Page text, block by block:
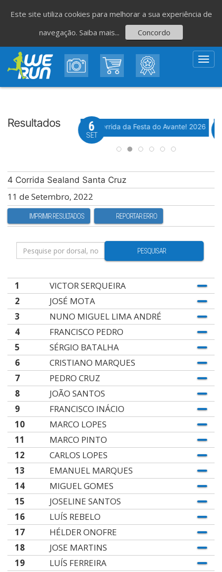
Resultados
de São Romão Evento WeTiming
37ª Corrida da Festa do Avante! 2026
6
SET
4 Corrida Sealand Santa Cruz
11 de Setembro, 2022
IMPRIMIR RESULTADOS REPORTAR ERRO
PESQUISAR
1
VICTOR SERQUEIRA
2
JOSÉ MOTA
3
NUNO MIGUEL LIMA ANDRÉ
4
FRANCISCO PEDRO
5
SÉRGIO BATALHA
6
CRISTIANO MARQUES
7
PEDRO CRUZ
8
JOÃO SANTOS
9
FRANCISCO INÁCIO
10
MARCO LOPES
11
MARCO PINTO
12
CARLOS LOPES
13
EMANUEL MARQUES
14
MIGUEL GOMES
15
JOSELINE SANTOS
16
LUÍS REBELO
17
HÉLDER ONOFRE
18
JOSE MARTINS
19
LUÍS FERREIRA
Este site utiliza cookies para melhorar a sua experiência de
navegação. Saiba mais... Concordo